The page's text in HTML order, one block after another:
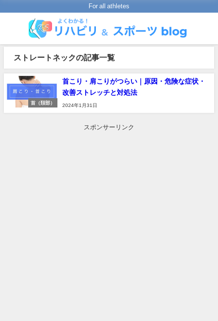
For all athletes
ストレートネックの記事一覧
首（頚部）
首こり・肩こりがつらい｜原因・危険な症状・
改善ストレッチと対処法
2024年1月31日
スポンサーリンク